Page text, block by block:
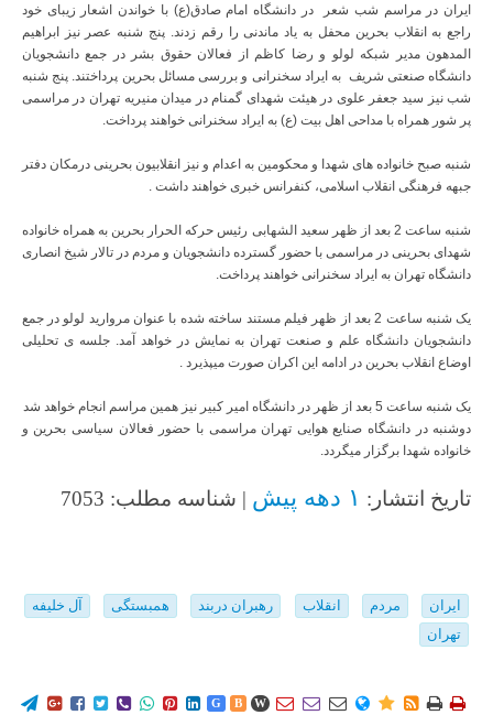
ایران در مراسم شب شعر در دانشگاه امام صادق(ع) با خواندن اشعار زیبای خود
راجع به انقلاب بحرین محفل به یاد ماندنی را رقم زدند. پنج شنبه عصر نیز ابراهیم
المدهون مدیر شبکه لولو و رضا کاظم از فعالان حقوق بشر در جمع دانشجویان
دانشگاه صنعتی شریف به ایراد سخنرانی و بررسی مسائل بحرین پرداختند. پنج شنبه
شب نیز سید جعفر علوی در هیئت شهدای گمنام در میدان منیریه تهران در مراسمی
پر شور همراه با مداحی اهل بیت (ع) به ایراد سخنرانی خواهند پرداخت.
شنبه صبح خانواده های شهدا و محکومین به اعدام و نیز انقلابیون بحرینی درمکان دفتر
جبهه فرهنگی انقلاب اسلامی، کنفرانس خبری خواهند داشت .
شنبه ساعت 2 بعد از ظهر سعید الشهابی رئیس حرکه الحرار بحرین به همراه خانواده
شهدای بحرینی در مراسمی با حضور گسترده دانشجویان و مردم در تالار شیخ انصاری
دانشگاه تهران به ایراد سخنرانی خواهند پرداخت.
یک شنبه ساعت 2 بعد از ظهر فیلم مستند ساخته شده با عنوان مروارید لولو در جمع
دانشجویان دانشگاه علم و صنعت تهران به نمایش در خواهد آمد. جلسه ی تحلیلی
اوضاع انقلاب بحرین در ادامه این اکران صورت میپذیرد .
یک شنبه ساعت 5 بعد از ظهر در دانشگاه امیر کبیر نیز همین مراسم انجام خواهد شد
دوشنبه در دانشگاه صنایع هوایی تهران مراسمی با حضور فعالان سیاسی بحرین و
خانواده شهدا برگزار میگردد.
تاریخ انتشار: ۱ دهه پیش | شناسه مطلب: 7053
ایران مردم انقلاب رهبران دربند همبستگی
آل خلیفه
تهران
        G B W        